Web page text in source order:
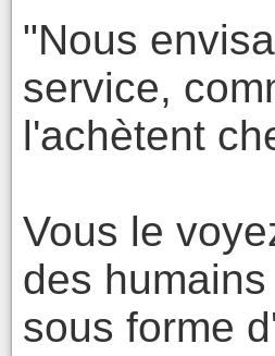
"Nous
service,
l'achètent
Vous le
des
sous forme